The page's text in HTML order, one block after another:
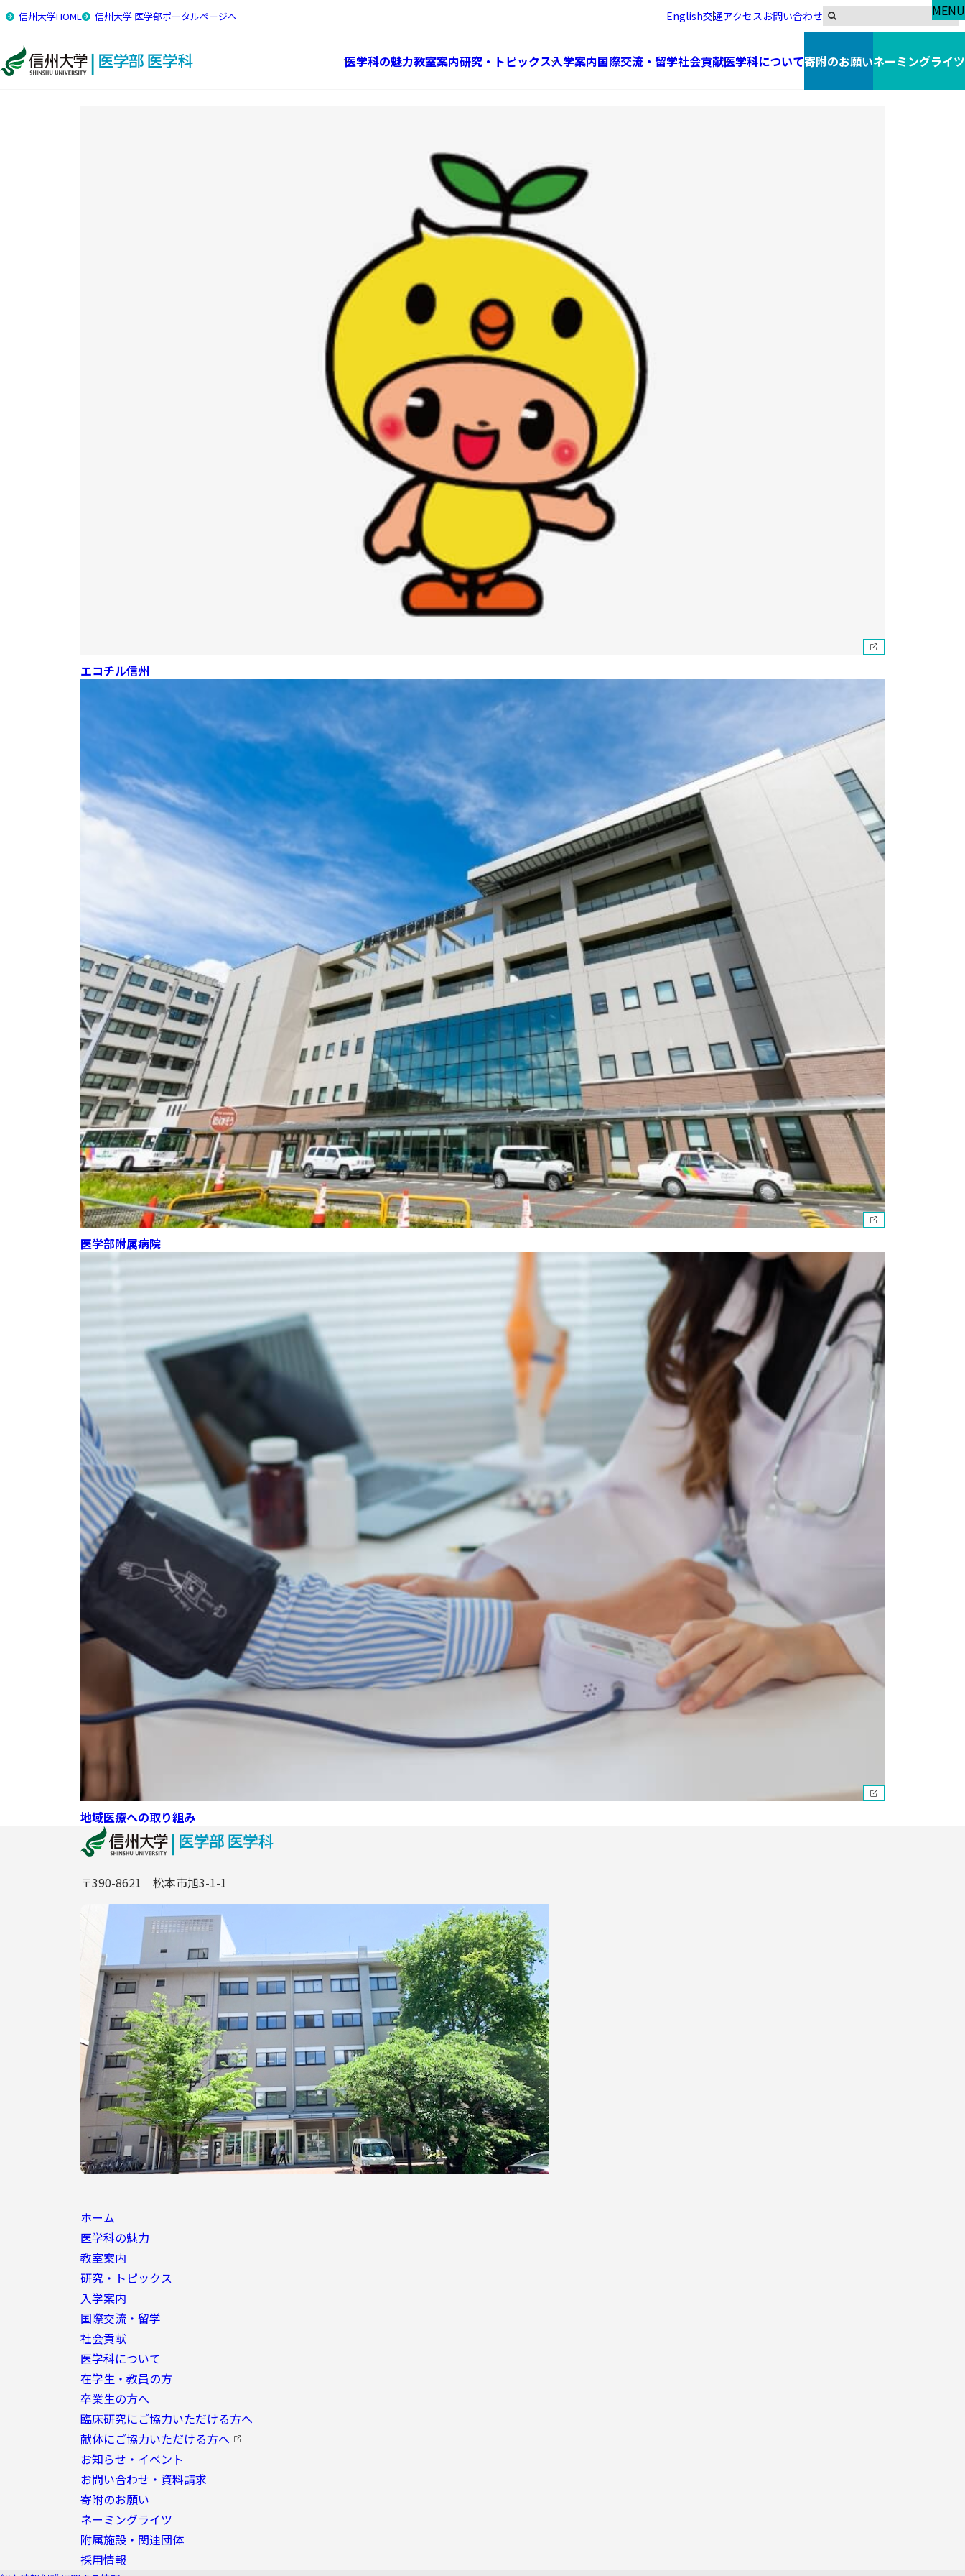
信州大学HOME 信州大学 医学部ポータルページへ English交通アクセスお問い合わせ
医学科の魅力教室案内研究・トピックス入学案内国際交流・留学社会貢献医学科について寄附のお願いネーミングライツ
HOME 社会貢献
エコチル信州
医学部附属病院
地域医療への取り組み
〒390-8621 松本市旭3-1-1
ホーム
医学科の魅力
教室案内
研究・トピックス
入学案内
国際交流・留学
社会貢献
医学科について
在学生・教員の方
卒業生の方へ
臨床研究にご協力いただける方へ
献体にご協力いただける方へ
お知らせ・イベント
お問い合わせ・資料請求
寄附のお願い
ネーミングライツ
附属施設・関連団体
採用情報
MENU